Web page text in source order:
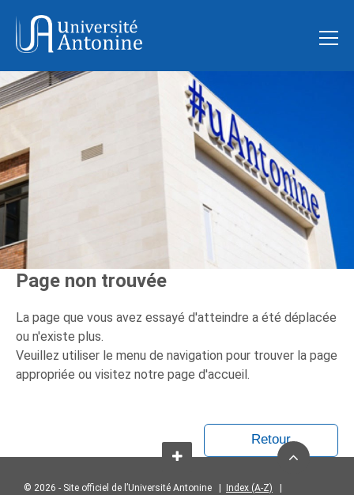
Page non trouvée
La page que vous avez essayé d'atteindre a été déplacée
ou n'existe plus.
Veuillez utiliser le menu de navigation pour trouver la page
appropriée ou visitez notre page d'accueil.
Retour
© 2026 - Site officiel de l’Université Antonine | Index (A-Z)